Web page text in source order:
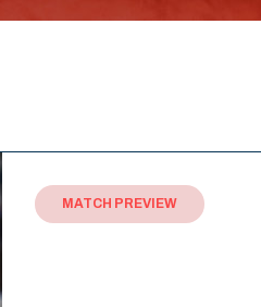
MATCH PREVIEW